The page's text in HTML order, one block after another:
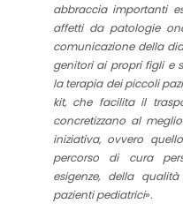
abbraccia importanti
affetti da patologie
comunicazione della
genitori ai propri figli e
la terapia dei piccoli
kit, che facilita il
concretizzano al
iniziativa, ovvero
percorso di cura
esigenze, della
pazienti pediatrici».